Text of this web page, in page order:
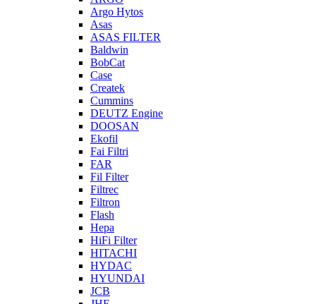
Argo Hytos
Asas
ASAS FILTER
Baldwin
BobCat
Case
Createk
Cummins
DEUTZ Engine
DOOSAN
Ekofil
Fai Filtri
FAR
Fil Filter
Filtrec
Filtron
Flash
Hepa
HiFi Filter
HITACHI
HYDAC
HYUNDAI
JCB